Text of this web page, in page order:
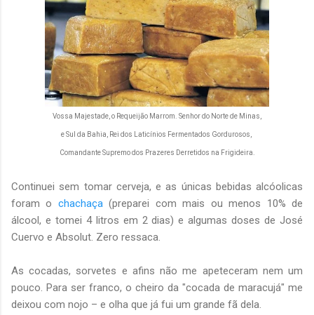
Vossa Majestade, o Requeijão Marrom. Senhor do Norte de Minas,
e Sul da Bahia, Rei dos Laticínios Fermentados Gordurosos,
Comandante Supremo dos Prazeres Derretidos na Frigideira.
Continuei sem tomar cerveja, e as únicas bebidas alcóolicas
foram o chachaça(preparei com mais ou menos 10% de
álcool, e tomei 4 litros em 2 dias) e algumas doses de José
Cuervo e Absolut. Zero ressaca.
As cocadas, sorvetes e afins não me apeteceram nem um
pouco. Para ser franco, o cheiro da "cocada de maracujá" me
deixou com nojo – e olha que já fui um grande fã dela.